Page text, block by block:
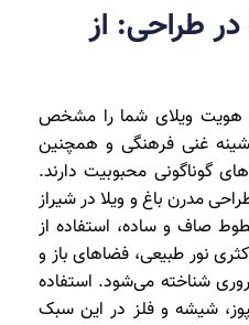
طراحی: از
هویت ویلای شما را مشخص
غنی فرهنگی و همچنین
گوناگونی محبوبیت دارند.
مدرن باغ و ویلا در شیراز
صاف و ساده، استفاده از
نور طبیعی، فضاهای باز و
شناخته می‌شود. استفاده
شیشه و فلز در این سبک